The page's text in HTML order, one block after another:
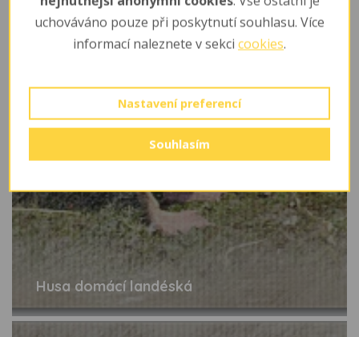
Husa domácí landéská
uchováváno pouze při poskytnutí souhlasu. Více
informací naleznete v sekci cookies.
Nastavení preferencí
Souhlasím